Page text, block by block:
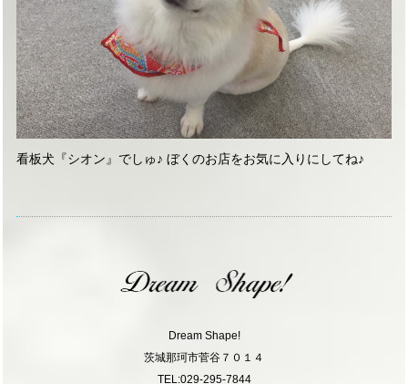
看板犬『シオン』でしゅ♪ ぼくのお店をお気に入りにしてね♪
Dream Shape!
茨城那珂市菅谷７０１４
TEL:029-295-7844